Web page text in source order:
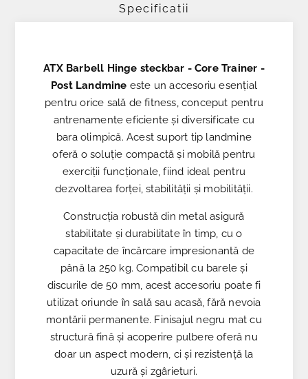
Specificatii
ATX Barbell Hinge steckbar - Core Trainer -
Post Landmine este un accesoriu esenţial
pentru orice sală de fitness, conceput pentru
antrenamente eficiente și diversificate cu
bara olimpică. Acest suport tip landmine
oferă o soluție compactă și mobilă pentru
exerciţii funcționale, fiind ideal pentru
dezvoltarea forței, stabilității și mobilității.
Construcția robustă din metal asigură
stabilitate și durabilitate în timp, cu o
capacitate de încărcare impresionantă de
până la 250 kg. Compatibil cu barele și
discurile de 50 mm, acest accesoriu poate fi
utilizat oriunde în sală sau acasă, fără nevoia
montării permanente. Finisajul negru mat cu
structură fină și acoperire pulbere oferă nu
doar un aspect modern, ci și rezistență la
uzură și zgârieturi.